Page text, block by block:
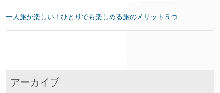
一人旅が楽しい！ひとりでも楽しめる旅のメリット５つ
アーカイブ